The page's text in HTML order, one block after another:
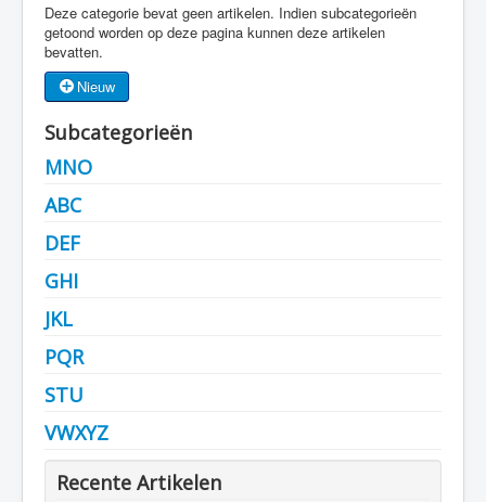
Mooie Verhalen
Jaaroverzicht
Muzikanten
Podia
Theaterburo Friesland
Nieuws
Deze categorie bevat geen artikelen. Indien subcategorieën
getoond worden op deze pagina kunnen deze artikelen
bevatten.
Nieuw
Subcategorieën
MNO
ABC
DEF
GHI
JKL
PQR
STU
VWXYZ
Recente Artikelen